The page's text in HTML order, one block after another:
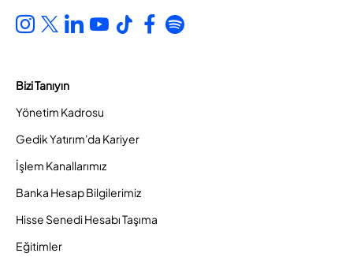
Bizi Tanıyın
Yönetim Kadrosu
Gedik Yatırım'da Kariyer
İşlem Kanallarımız
Banka Hesap Bilgilerimiz
Hisse Senedi Hesabı Taşıma
Eğitimler